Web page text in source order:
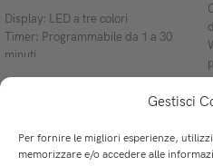
Gestisci
Per fornire le migliori esperienze,
memorizzare e/o accedere alle
Display: LED a tre colori
Timer: Programmabile da 1 a 30
minuti
Materiale: resine ABS
Sistema degassamento: sì